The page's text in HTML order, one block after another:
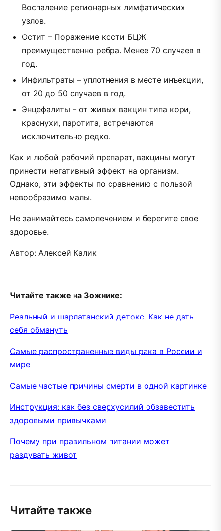
Воспаление регионарных лимфатических
узлов.
Остит – Поражение кости БЦЖ,
преимущественно ребра. Менее 70 случаев в
год.
Инфильтраты – уплотнения в месте инъекции,
от 20 до 50 случаев в год.
Энцефалиты – от живых вакцин типа кори,
краснухи, паротита, встречаются
исключительно редко.
Как и любой рабочий препарат, вакцины могут
принести негативный эффект на организм.
Однако, эти эффекты по сравнению с пользой
невообразимо малы.
Не занимайтесь самолечением и берегите свое
здоровье.
Автор: Алексей Калик
Читайте также на Зожнике:
Реальный и шарлатанский детокс. Как не дать
себя обмануть
Самые распространенные виды рака в России и
мире
Самые частые причины смерти в одной картинке
Инструкция: как без сверхусилий обзавестить
здоровыми привычками
Почему при правильном питании может
раздувать живот
Читайте также